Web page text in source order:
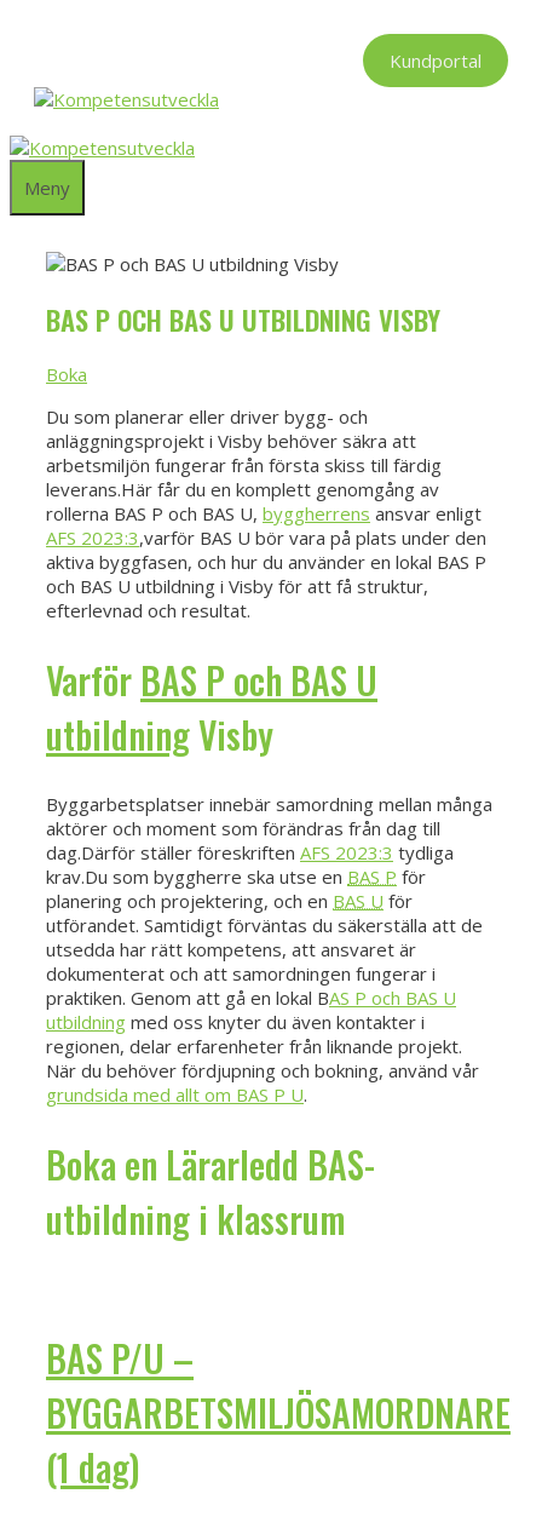
Kundportal
Meny
BAS P OCH BAS U UTBILDNING VISBY
Boka
Du som planerar eller driver bygg- och
anläggningsprojekt i Visby behöver säkra att
arbetsmiljön fungerar från första skiss till färdig
leverans.Här får du en komplett genomgång av
rollerna BAS P och BAS U, byggherrens ansvar enligt
AFS 2023:3,varför BAS U bör vara på plats under den
aktiva byggfasen, och hur du använder en lokal BAS P
och BAS U utbildning i Visby för att få struktur,
efterlevnad och resultat.
Varför BAS P och BAS U
utbildningVisby
Byggarbetsplatser innebär samordning mellan många
aktörer och moment som förändras från dag till
dag.Därför ställer föreskriften AFS 2023:3 tydliga
krav.Du som byggherre ska utse en BAS P för
planering och projektering, och en BAS U för
utförandet. Samtidigt förväntas du säkerställa att de
utsedda har rätt kompetens, att ansvaret är
dokumenterat och att samordningen fungerar i
praktiken. Genom att gå en lokal BAS P och BAS U
utbildning med oss knyter du även kontakter i
regionen, delar erfarenheter från liknande projekt.
När du behöver fördjupning och bokning, använd vår
grundsida med allt om BAS P U.
Boka en Lärarledd BAS-
utbildning i klassrum
BAS P/U –
BYGGARBETSMILJÖSAMORDNARE
(1 dag)